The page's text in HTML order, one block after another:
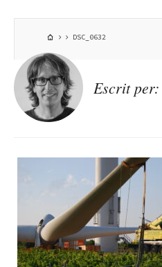
DSC_0632
Escrit per: